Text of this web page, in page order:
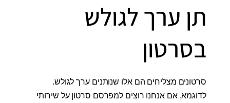
תן ערך לגולש
בסרטון
סרטונים מצליחים הם אלו שנותנים ערך לגולש.
לדוגמא, אם אנחנו רוצים למפרסם סרטון על שירותי